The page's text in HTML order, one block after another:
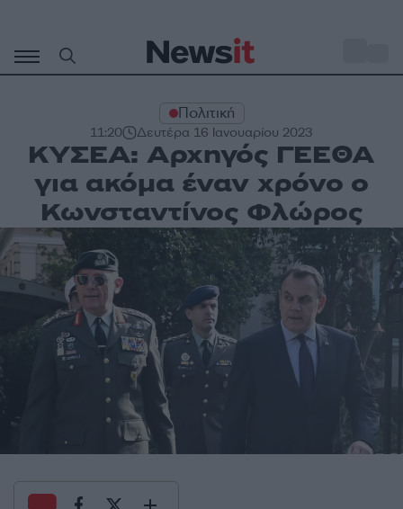
περιεχόμενο
Πολιτική
11:20 Δευτέρα 16 Ιανουαρίου 2023
ΚΥΣΕΑ: Αρχηγός ΓΕΕΘΑ
για ακόμα έναν χρόνο ο
Κωνσταντίνος Φλώρος